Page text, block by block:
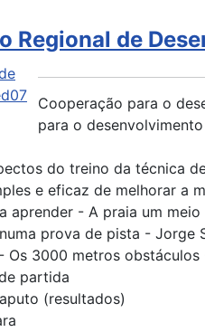
Regional de
Cooperação para o
para o
do treino da técnica
e eficaz de melhorar a
aprender - A praia um
prova de pista - Jorge
Os 3000 metros obstáculos
partida
(resultados)